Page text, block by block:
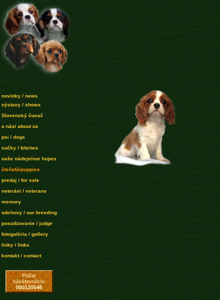
novinky / news
výstavy / shows
Slovenský čuvač
o nás/ about us
psi / dogs
sučky / bitches
naše nádeje/our hopes
šteňatá/puppies
predaj / for sale
veteráni / veterans
memory
odchovy / our breeding
posudzovanie / judge
fotogaléria / gallery
linky / links
kontakt / contact
Počet
návštevníkov
000120546